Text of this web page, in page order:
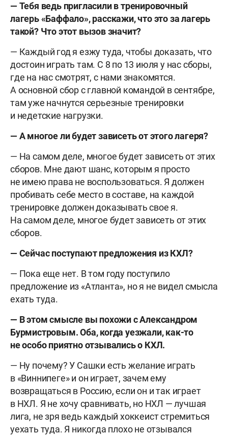
— Тебя ведь пригласили в тренировочный
лагерь «Баффало», расскажи, что это за лагерь
такой? Что этот вызов значит?
— Каждый год я езжу туда, чтобы доказать, что
достоин играть там. С 8 по 13 июля у нас сборы,
где на нас смотрят, с нами знакомятся.
А основной сбор с главной командой в сентябре,
там уже начнутся серьезные тренировки
и недетские нагрузки.
— А многое ли будет зависеть от этого лагеря?
— На самом деле, многое будет зависеть от этих
сборов. Мне дают шанс, которым я просто
не имею права не воспользоваться. Я должен
пробивать себе место в составе, на каждой
тренировке должен доказывать свое я.
На самом деле, многое будет зависеть от этих
сборов.
— Сейчас поступают предложения из КХЛ?
— Пока еще нет. В том году поступило
предложение из «Атланта», но я не видел смысла
ехать туда.
— В этом смысле вы похожи с Александром
Бурмистровым. Оба, когда уезжали, как-то
не особо приятно отзывались о КХЛ.
— Ну почему? У Сашки есть желание играть
в «Виннипеге» и он играет, зачем ему
возвращаться в Россию, если он и так играет
в НХЛ. Я не хочу сравнивать, но НХЛ — лучшая
лига, не зря ведь каждый хоккеист стремиться
уехать туда. Я никогда плохо не отзывался